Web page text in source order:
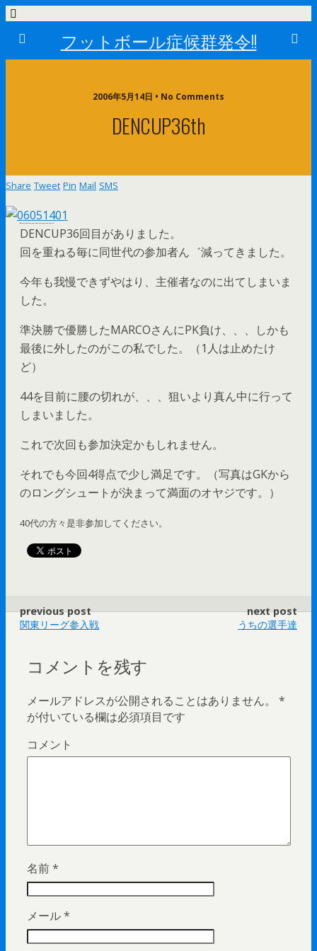
フットボール症候群発令!!
2006年5月14日 • No Comments
DENCUP36th
Share Tweet Pin Mail SMS
DENCUP36回目がありました。
回を重ねる毎に同世代の参加者ん゛減ってきました。
今年も我慢できずやはり、主催者なのに出てしまいま
した。
準決勝で優勝したMARCOさんにPK負け、、、しかも
最後に外したのがこの私でした。（1人は止めたけ
ど）
44を目前に腰の切れが、、、狙いより真ん中に行って
しまいました。
これで次回も参加決定かもしれません。
それでも今回4得点で少し満足です。（写真はGKから
のロングシュートが決まって満面のオヤジです。）
40代の方々是非参加してください。
previous post
関東リーグ参入戦
next post
うちの選手達
コメントを残す
メールアドレスが公開されることはありません。
*
が付いている欄は必須項目です
コメント
名前*
メール*